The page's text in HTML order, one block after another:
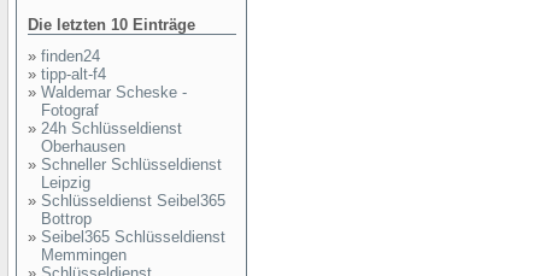
Die letzten 10 Einträge
» finden24
» tipp-alt-f4
» Waldemar Scheske -
Fotograf
» 24h Schlüsseldienst
Oberhausen
» Schneller Schlüsseldienst
Leipzig
» Schlüsseldienst Seibel365
Bottrop
» Seibel365 Schlüsseldienst
Memmingen